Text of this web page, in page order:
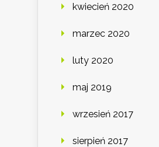
kwiecień 2020
marzec 2020
luty 2020
maj 2019
wrzesień 2017
sierpień 2017